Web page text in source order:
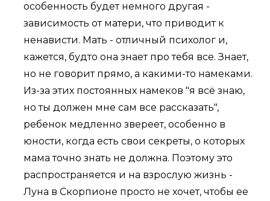
особенность будет немного другая -
зависимость от матери, что приводит к
ненависти. Мать - отличный психолог и,
кажется, будто она знает про тебя все. Знает,
но не говорит прямо, а какими-то намеками.
Из-за этих постоянных намеков "я всё знаю,
но ты должен мне сам все рассказать",
ребенок медленно звереет, особенно в
юности, когда есть свои секреты, о которых
мама точно знать не должна. Поэтому это
распространяется и на взрослую жизнь -
Луна в Скорпионе просто не хочет, чтобы ее